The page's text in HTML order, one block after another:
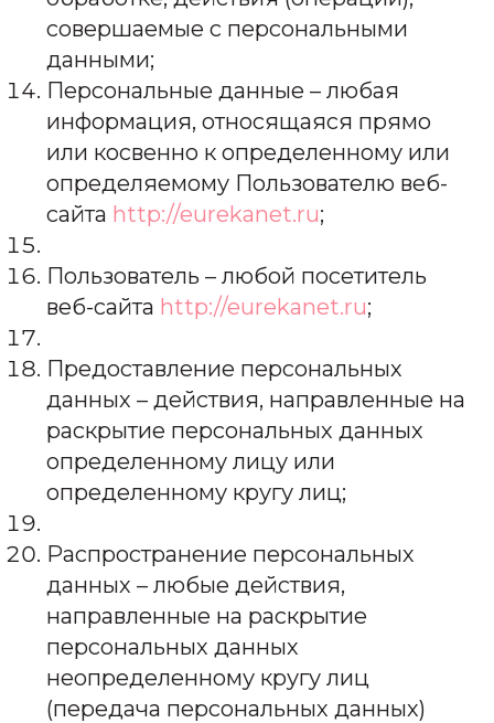
совершаемые с персональными
данными;
Персональные данные – любая
информация, относящаяся прямо
или косвенно к определенному или
определяемому Пользователю веб-
сайта http://eurekanet.ru;
Пользователь – любой посетитель
веб-сайта http://eurekanet.ru;
Предоставление персональных
данных – действия, направленные на
раскрытие персональных данных
определенному лицу или
определенному кругу лиц;
Распространение персональных
данных – любые действия,
направленные на раскрытие
персональных данных
неопределенному кругу лиц
(передача персональных данных)